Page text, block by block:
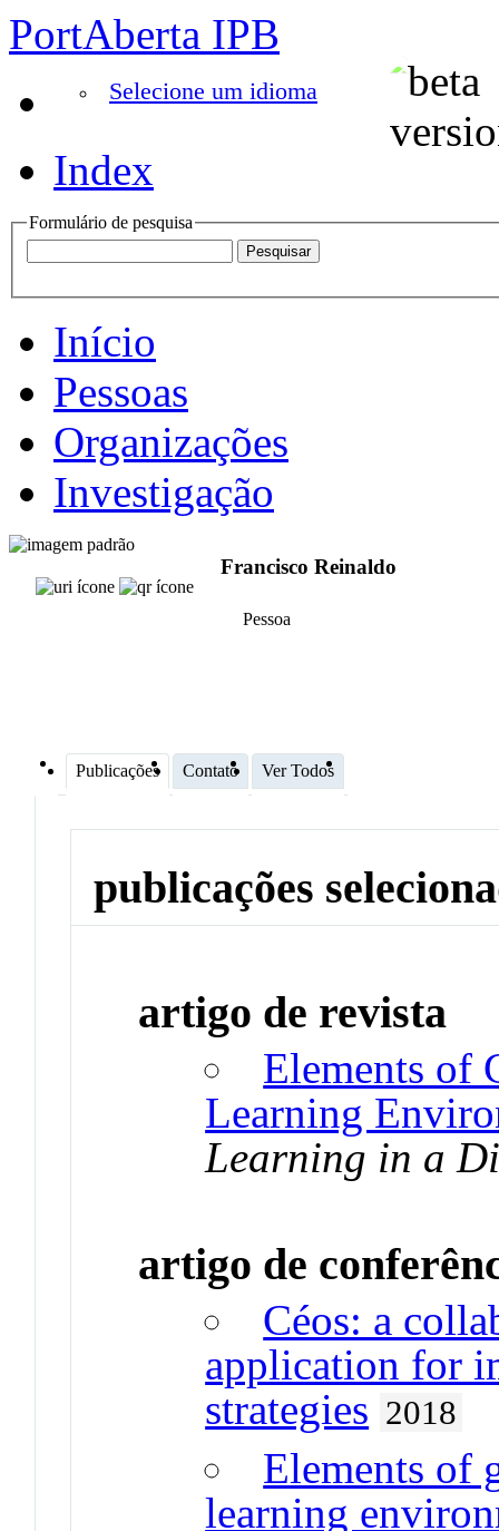
PortAberta IPB
Selecione um idioma
Index
Formulário de pesquisa
Início
Pessoas
Organizações
Investigação
Francisco Reinaldo
Pessoa
Publicações Contato Ver Todos
publicações
artigo de revista
Elements of
Learning
Learning in a
artigo de
Céos: a
application for
strategies 2018
Elements of
learning